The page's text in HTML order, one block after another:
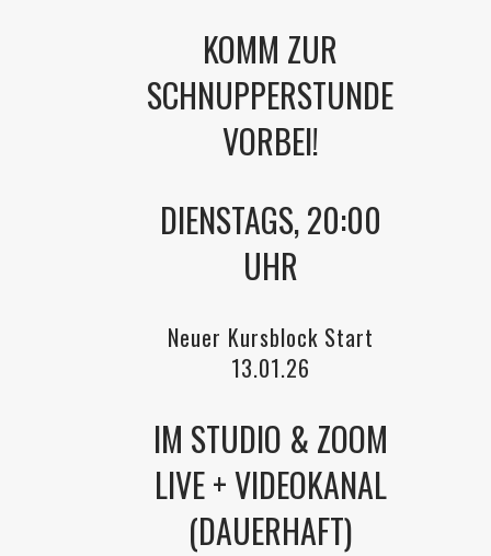
KOMM ZUR
SCHNUPPERSTUNDE
VORBEI!
DIENSTAGS, 20:00
UHR
Neuer Kursblock Start
13.01.26
IM STUDIO & ZOOM
LIVE + VIDEOKANAL
(DAUERHAFT)